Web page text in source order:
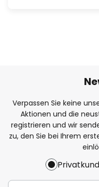
Verpassen Sie keine
Aktionen und die
registrieren und wir
zu, den Sie bei Ihrem